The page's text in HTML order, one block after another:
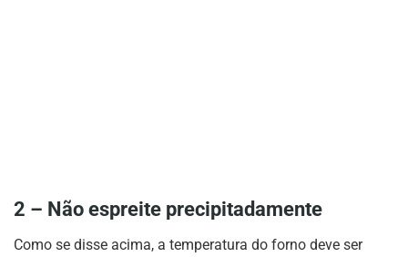
2 – Não espreite precipitadamente
Como se disse acima, a temperatura do forno deve ser